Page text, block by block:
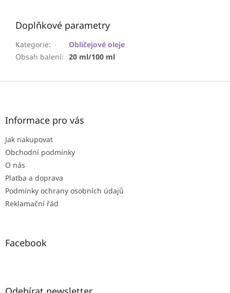
Doplňkové parametry
Kategorie:
Obličejové oleje
Obsah balení: 20 ml/100 ml
Z
Informace pro vás
Jak nakupovat
Obchodní podmínky
O nás
Platba a doprava
Podmínky ochrany osobních údajů
Reklamační řád
Facebook